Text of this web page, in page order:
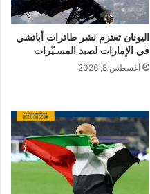
اليونان تعتزم نشر طائرات أباتشي
في الإمارات لصيد المسـيّرات
أغسطس 8, 2026